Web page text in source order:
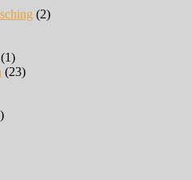
(2)
(1)
(23)